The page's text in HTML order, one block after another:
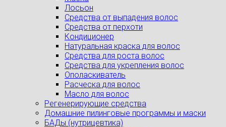
Лосьон
Средства от выпадения волос
Средства от перхоти
Кондиционер
Натуральная краска для волос
Средства для роста волос
Средства для укрепления волос
Ополаскиватель
Расческа для волос
Масло для волос
Регенерирующие средства
Домашние пилинговые программы и маски
БАДы (нутрицевтика)